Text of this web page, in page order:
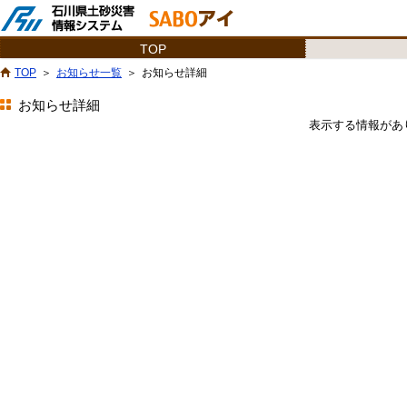
TOP
TOP お知らせ一覧 お知らせ詳細
お知らせ詳細
表示する情報があ